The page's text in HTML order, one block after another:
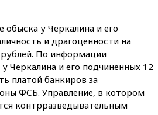
у Черкалина и его
и драгоценности на
По информации
Черкалина и его подчиненных 12
платой банкиров за
ФСБ. Управление, в котором
контрразведывательным